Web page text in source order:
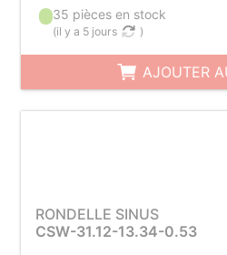
35 pièces en stock
(il y a 5 jours )
AJOUTER
RONDELLE SINUS
CSW-31.12-13.34-0.53